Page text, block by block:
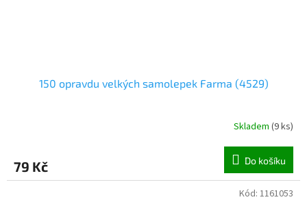
150 opravdu velkých samolepek Farma (4529)
Skladem (9 ks)
79 Kč Do košíku
Kód: 1161053